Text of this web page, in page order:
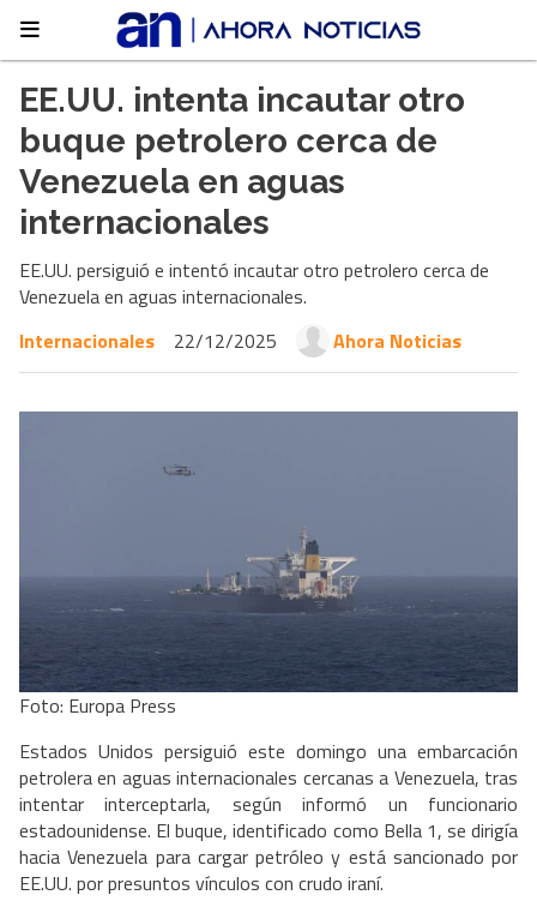
EE.UU. intenta incautar otro
buque petrolero cerca de
Venezuela en aguas
internacionales
EE.UU. persiguió e intentó incautar otro petrolero cerca de
Venezuela en aguas internacionales.
Internacionales
22/12/2025 Ahora Noticias
Foto: Europa Press
Estados Unidos persiguió este domingo una embarcación
petrolera en aguas internacionales cercanas a Venezuela, tras
intentar interceptarla, según informó un funcionario
estadounidense. El buque, identificado como Bella 1, se dirigía
hacia Venezuela para cargar petróleo y está sancionado por
EE.UU. por presuntos vínculos con crudo iraní.